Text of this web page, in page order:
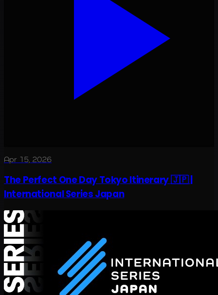
Apr 15, 2026
The Perfect One Day Tokyo Itinerary 🇯🇵 |
International Series Japan